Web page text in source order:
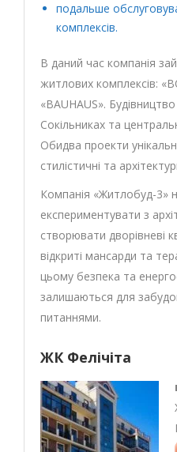
подальше
комплексів.
В даний час компанія
житлових комплексів:
«BAUHAUS».
Сокільниках та
Обидва проекти
стилістичні та
Компанія «Житлобуд-3»
експериментувати з
створювати дворівневі
відкриті мансарди та
цьому безпека та
залишаються для
питаннями.
ЖК Фелічіта